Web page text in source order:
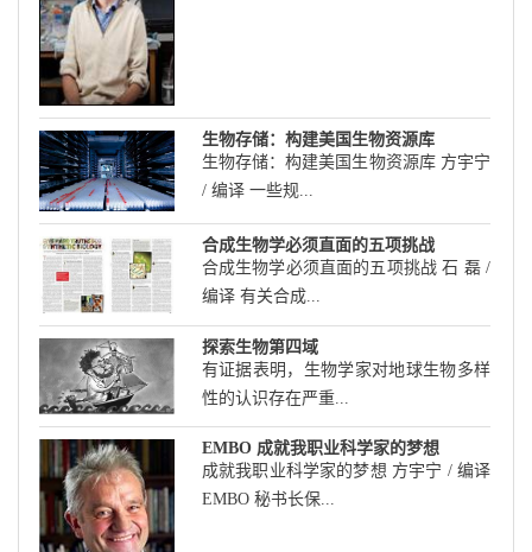
生物存储：构建美国生物资源库
生物存储：构建美国生物资源库 方宇宁
/ 编译 一些规...
合成生物学必须直面的五项挑战
合成生物学必须直面的五项挑战 石 磊 /
编译 有关合成...
探索生物第四域
有证据表明，生物学家对地球生物多样
性的认识存在严重...
EMBO 成就我职业科学家的梦想
成就我职业科学家的梦想 方宇宁 / 编译
EMBO 秘书长保...